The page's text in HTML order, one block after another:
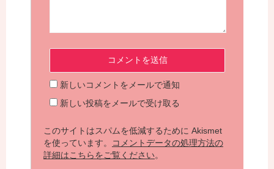
新しいコメントをメールで通知
新しい投稿をメールで受け取る
このサイトはスパムを低減するために Akismet
を使っています。
コメントデータの処理方法の
詳細はこちらをご覧ください。